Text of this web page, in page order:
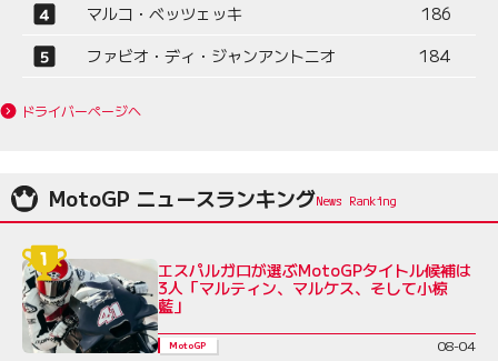
マルコ・ベッツェッキ
186
ファビオ・ディ・ジャンアントニオ
184
ドライバーページへ
MotoGP ニュースランキング
エスパルガロが選ぶMotoGPタイトル候補は
3人「マルティン、マルケス、そして小椋
藍」
MotoGP 08-04